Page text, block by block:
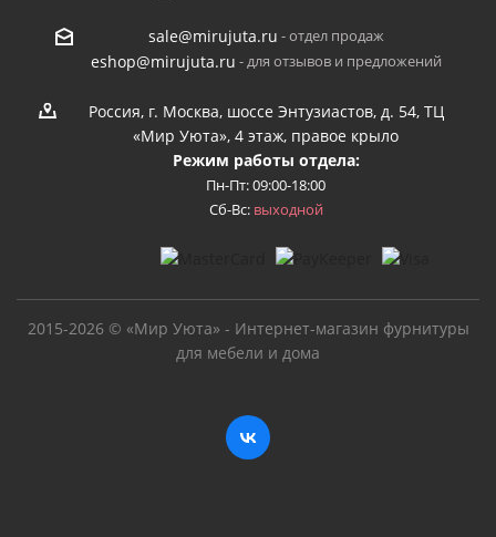
sale@mirujuta.ru - отдел продаж
eshop@mirujuta.ru - для отзывов и предложений
Россия, г. Москва, шоссе Энтузиастов, д. 54, ТЦ
«Мир Уюта», 4 этаж, правое крыло
Режим работы отдела:
Пн-Пт: 09:00-18:00
Сб-Вс: выходной
2015-2026 © «Мир Уюта» - Интернет-магазин фурнитуры
для мебели и дома